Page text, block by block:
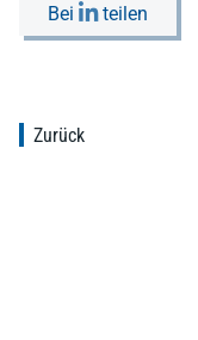
Bei teilen
Zurück